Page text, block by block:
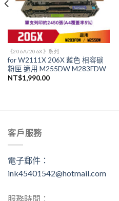
《206A/206X》系列
for W2111X 206X 藍色 相容碳
粉匣 適用 M255DW M283FDW
NT$1,990.00
客戶服務
電子郵件：
ink45401542@hotmail.com
服務時間：